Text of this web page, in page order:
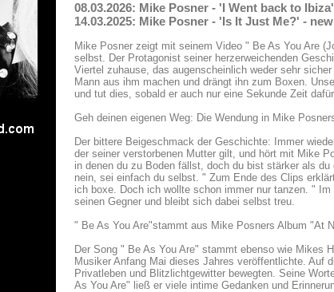
08.03.2026: Mike Posner - 'I Went back to
14.03.2025: Mike Posner - 'Is It Just Me?' -
Mike Posner zeigt mit seinem Video " Be As You Are
selbst. Der Protagonist seiner herzerweichenden
Viertel zuhause, das augenscheinlich weder sehr
Mann aus ihm machen und drängt ihn zum Boxen.
und tut dies, sobald er auch nur eine Sekunde Zeit
Geh deinen eigenen Weg: Die Wendung in Mike
Der bittere Beigeschmack der Geschichte: Immer
der seiner verstorbenen Mutter gilt, und hört mit Mike
in denen du zu Boden fällst, doch du bist stärker als
nein, sei einfach du selbst. " Zum Ende des Clips
ich boxe. Doch ich wollte schon immer nur tanzen. "
seinen Gegner und bleibt sich dabei selbst treu.
" Be As You Are"stammt aus Mike Posners Album "At
Der Song " Be As You Are" stammt ebenso wie Mikes
Musiker Anfang Mai dieses Jahres veröffentlichte. Auf
Privatleben und Blitzlichtgewitter bewegten. Seine
As You Are" ließ er viele intime Gedanken und